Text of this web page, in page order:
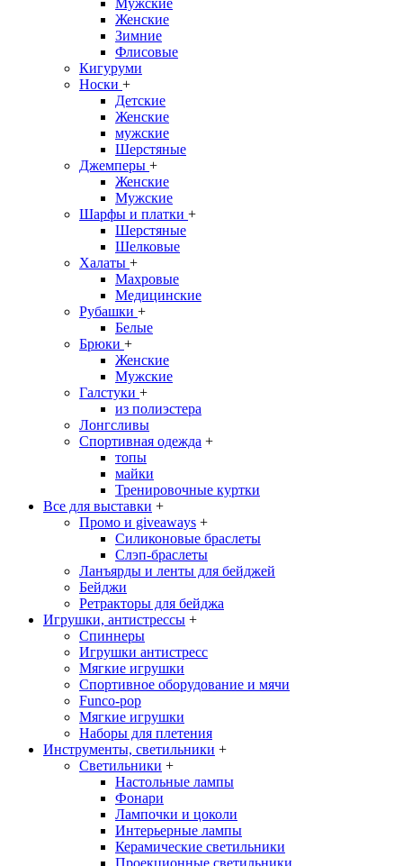
Мужские
Женские
Зимние
Флисовые
Кигуруми
Носки +
Детские
Женские
мужские
Шерстяные
Джемперы +
Женские
Мужские
Шарфы и платки +
Шерстяные
Шелковые
Халаты +
Махровые
Медицинские
Рубашки +
Белые
Брюки +
Женские
Мужские
Галстуки +
из полиэстера
Лонгсливы
Спортивная одежда +
топы
майки
Тренировочные куртки
Все для выставки +
Промо и giveaways +
Силиконовые браслеты
Cлэп-браслеты
Ланъярды и ленты для бейджей
Бейджи
Ретракторы для бейджа
Игрушки, антистрессы +
Спиннеры
Игрушки антистресс
Мягкие игрушки
Спортивное оборудование и мячи
Funco-pop
Мягкие игрушки
Наборы для плетения
Инструменты, светильники +
Светильники +
Настольные лампы
Фонари
Лампочки и цоколи
Интерьерные лампы
Керамические светильники
Проекционные светильники